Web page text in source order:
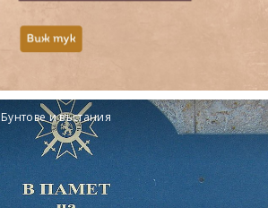
Бунтове и въстания